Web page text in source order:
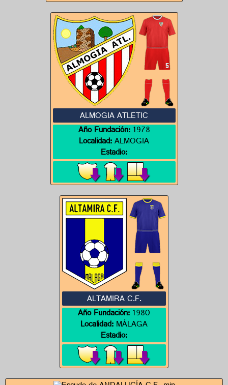
ALMOGIA ATLETIC
Año Fundación:1978
Localidad:ALMOGIA
Estadio:
ALTAMIRA C.F.
Año Fundación:1980
Localidad:MÁLAGA
Estadio: